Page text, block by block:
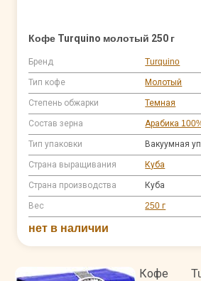
Кофе
Кофе Turquino молотый 250 г
Бренд Turquino
Тип кофе Молотый
Степень обжарки Темная
Состав зерна Арабика
Тип упаковки Вакуумная
Страна выращивания Куба
Страна производства Куба
Вес 250 г
нет в наличии